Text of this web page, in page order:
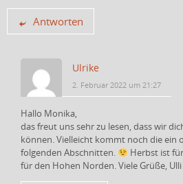
Antworten
Ulrike
2. Februar 2022 um 21:27
Hallo Monika,
das freut uns sehr zu lesen, dass wir
können. Vielleicht kommt noch die ein
folgenden Abschnitten.
Herbst ist
für den Hohen Norden. Viele Grüße, Ulli